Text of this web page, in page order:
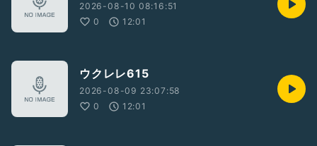
2026-08-10 08:16:51
0
12:01
ウクレレ615
2026-08-09 23:07:58
0
12:01